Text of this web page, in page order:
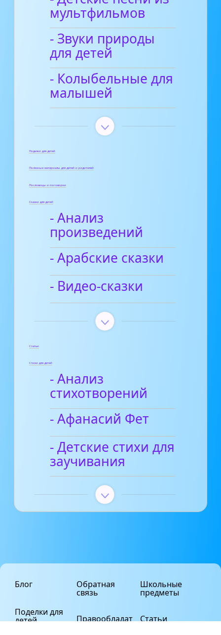
мультфильмов
- Звуки природы
для детей
- Колыбельные для
малышей
Поделки для детей
Полезные материалы для детей и родителей
Пословицы и поговорки
Сказки для детей
- Анализ
произведений
- Арабские сказки
- Видео-сказки
Статьи
Стихи для детей
- Анализ
стихотворений
- Афанасий Фет
- Детские стихи для
заучивания
Блог
Поделки для
детей
Обратная
связь
Правообладат
Школьные
предметы
Статьи